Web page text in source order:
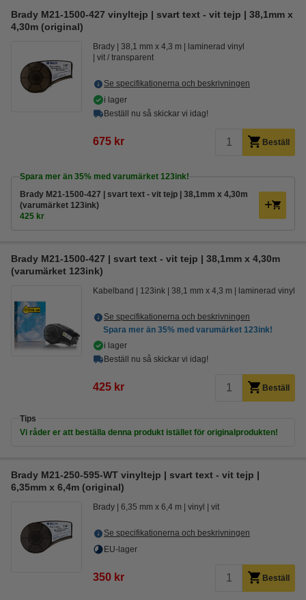
Brady M21-1500-427 vinyltejp | svart text - vit tejp | 38,1mm x
4,30m (original)
Brady 38,1 mm x 4,3 m
laminerad vinyl
vit / transparent
Se specifikationerna och beskrivningen
i lager
Beställ nu så skickar vi idag!
675 kr Beställ
Spara mer än 35% med varumärket 123ink!
Brady M21-1500-427 | svart text - vit tejp | 38,1mm x 4,30m
(varumärket 123ink)
425 kr
Brady M21-1500-427 | svart text - vit tejp | 38,1mm x 4,30m
(varumärket 123ink)
Kabelband 123ink 38,1 mm x 4,3 m laminerad vinyl
Se specifikationerna och beskrivningen
Spara mer än 35% med varumärket 123ink!
i lager
Beställ nu så skickar vi idag!
425 kr Beställ
Tips
Vi råder er att beställa denna produkt istället för originalprodukten!
Brady M21-250-595-WT vinyltejp | svart text - vit tejp |
6,35mm x 6,4m (original)
Brady 6,35 mm x 6,4 m vinyl vit
Se specifikationerna och beskrivningen
EU-lager
350 kr Beställ